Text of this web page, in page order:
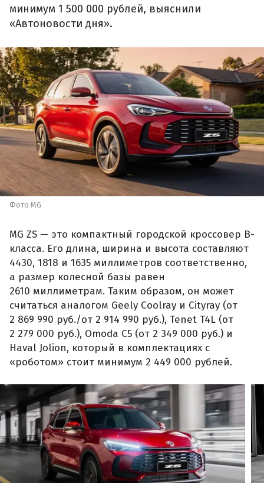
минимум 1 500 000 рублей, выяснили
«Автоновости дня».
Фото MG
MG ZS — это компактный городской кроссовер B-
класса. Его длина, ширина и высота составляют
4430, 1818 и 1635 миллиметров соответственно,
а размер колесной базы равен
2610 миллиметрам. Таким образом, он может
считаться аналогом Geely Coolray и Cityray (от
2 869 990 руб./от 2 914 990 руб.), Tenet T4L (от
2 279 000 руб.), Omoda C5 (от 2 349 000 руб.) и
Haval Jolion, который в комплектациях с
«роботом» стоит минимум 2 449 000 рублей.